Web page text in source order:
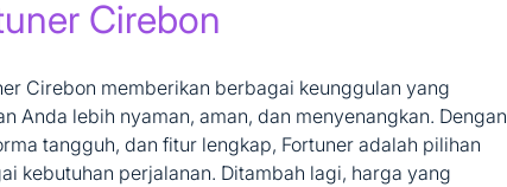
Cirebon
Cirebon memberikan berbagai keunggulan yang
Anda lebih nyaman, aman, dan menyenangkan. Dengan
tangguh, dan fitur lengkap, Fortuner adalah pilihan
kebutuhan perjalanan. Ditambah lagi, harga yang